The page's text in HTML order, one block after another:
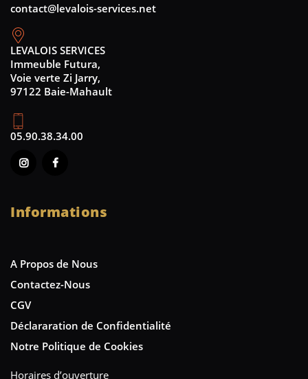
contact@levalois-services.net
LEVALOIS SERVICES
Immeuble Futura,
Voie verte Zi Jarry,
97122 Baie-Mahault
05.90.38.34.00
Informations
A Propos de Nous
Contactez-Nous
CGV
Déclararation de Confidentialité
Notre Politique de Cookies
Horaires d’ouverture